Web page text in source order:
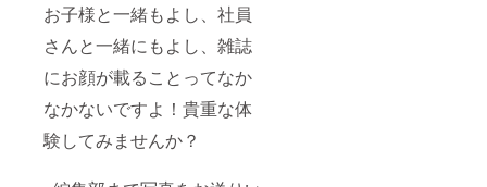
お子様と一緒もよし、社員
さんと一緒にもよし、雑誌
にお顔が載ることってなか
なかないですよ！貴重な体
験してみませんか？